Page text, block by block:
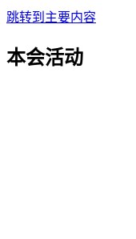
跳转到主要内容
本会活动